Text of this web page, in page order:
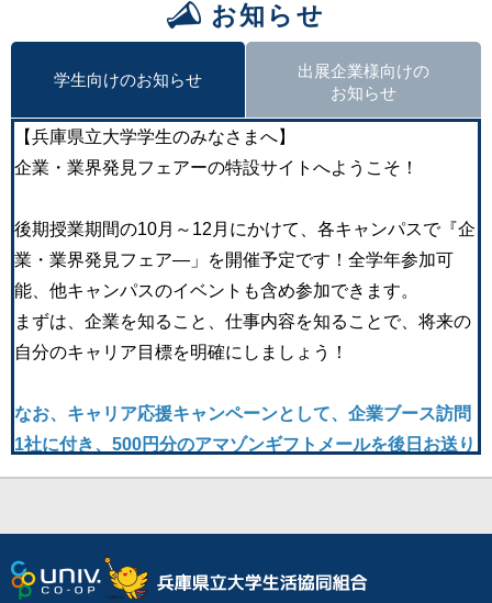
お知らせ
学生向けのお知らせ
出展企業様向けの
お知らせ
【兵庫県立大学学生のみなさまへ】
企業・業界発見フェアーの特設サイトへようこそ！
後期授業期間の10月～12月にかけて、各キャンパスで『企
業・業界発見フェア―」を開催予定です！全学年参加可
能、他キャンパスのイベントも含め参加できます。
まずは、企業を知ること、仕事内容を知ることで、将来の
自分のキャリア目標を明確にしましょう！
なお、キャリア応援キャンペーンとして、企業ブース訪問
1社に付き、500円分のアマゾンギフトメールを後日お送り
します。広く視野を広げてもらい、いろいろな企業を見
はありません。
県大生のOBOGもおられる企業も参加します。学内での対